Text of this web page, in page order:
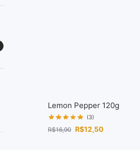
Lemon Pepper 120g
(3)
R$16,90 R$12,50